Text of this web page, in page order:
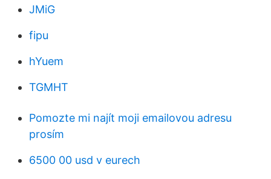
JMiG
fipu
hYuem
TGMHT
Pomozte mi najít moji emailovou adresu
prosím
6500 00 usd v eurech